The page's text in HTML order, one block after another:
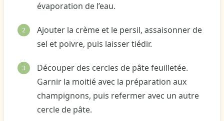
évaporation de l’eau.
Ajouter la crème et le persil, assaisonner de
sel et poivre, puis laisser tiédir.
Découper des cercles de pâte feuilletée.
Garnir la moitié avec la préparation aux
champignons, puis refermer avec un autre
cercle de pâte.